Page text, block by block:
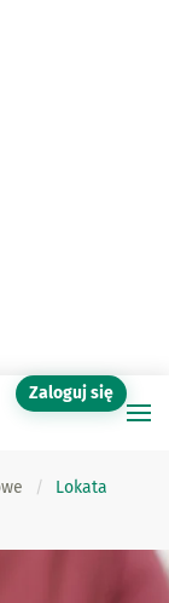
Zaloguj się
Lokata